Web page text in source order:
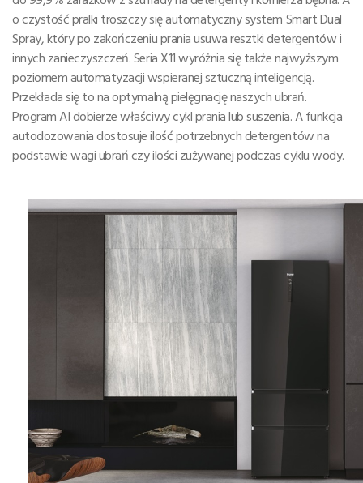
o czystość pralki troszczy się automatyczny system Smart Dual
Spray, który po zakończeniu prania usuwa resztki detergentów i
innych zanieczyszczeń. Seria X11 wyróżnia się także najwyższym
poziomem automatyzacji wspieranej sztuczną inteligencją.
Przekłada się to na optymalną pielęgnację naszych ubrań.
Program AI dobierze właściwy cykl prania lub suszenia. A funkcja
autodozowania dostosuje ilość potrzebnych detergentów na
podstawie wagi ubrań czy ilości zużywanej podczas cyklu wody.